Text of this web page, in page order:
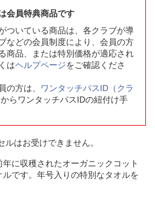
会員特典商品です
ついている商品は、各クラブが導
などの会員制度により、会員の方
商品、または特別価格が適応され
はヘルプページをご確認くださ
の方は、
ワンタッチパスID（クラ
からワンタッチパスIDの紐付け手
はお受けできません。
に収穫されたオーガニックコット
です。年号入りの特別なタオルを